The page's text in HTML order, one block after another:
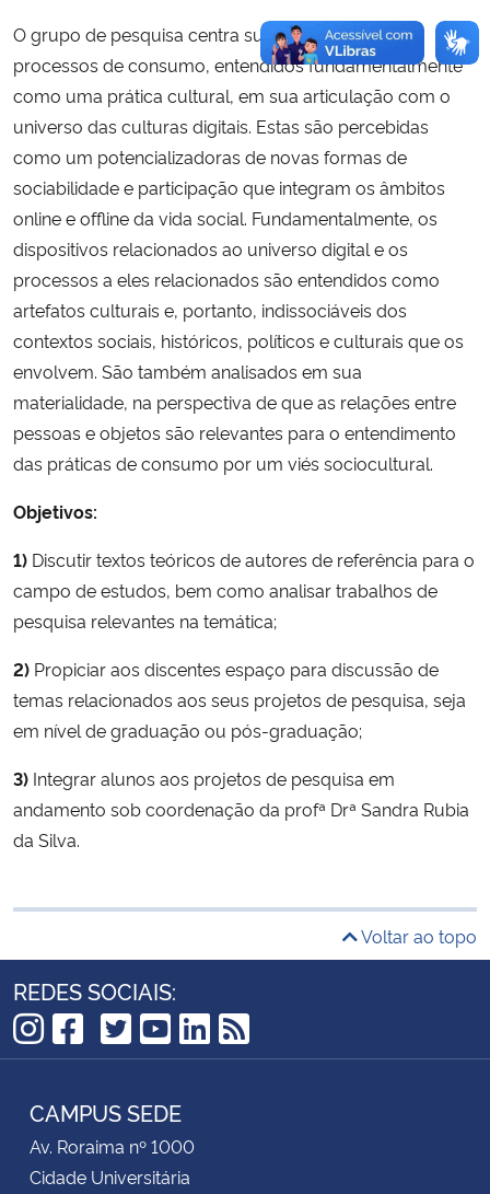
O grupo de pesquisa centra suas reflexões nos
processos de consumo, entendidos fundamentalmente
como uma prática cultural, em sua articulação com o
universo das culturas digitais. Estas são percebidas
como um potencializadoras de novas formas de
sociabilidade e participação que integram os âmbitos
online e offline da vida social. Fundamentalmente, os
dispositivos relacionados ao universo digital e os
processos a eles relacionados são entendidos como
artefatos culturais e, portanto, indissociáveis dos
contextos sociais, históricos, políticos e culturais que os
envolvem. São também analisados em sua
materialidade, na perspectiva de que as relações entre
pessoas e objetos são relevantes para o entendimento
das práticas de consumo por um viés sociocultural.
Objetivos:
1) Discutir textos teóricos de autores de referência para o
campo de estudos, bem como analisar trabalhos de
pesquisa relevantes na temática;
2) Propiciar aos discentes espaço para discussão de
temas relacionados aos seus projetos de pesquisa, seja
em nível de graduação ou pós-graduação;
3) Integrar alunos aos projetos de pesquisa em
andamento sob coordenação da profª Drª Sandra Rubia
da Silva.
Voltar ao topo
REDES SOCIAIS:
Instagram
Facebook
TikTok
Twitter
YouTube
LinkedIn
RSS
CAMPUS SEDE
Av. Roraima nº 1000
Cidade Universitária